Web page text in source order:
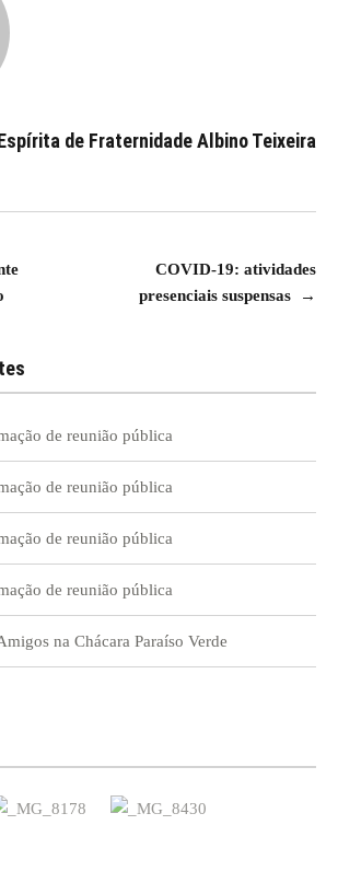
de Fraternidade Albino Teixeira
COVID-19: atividades
presenciais suspensas
→
de reunião pública
de reunião pública
de reunião pública
de reunião pública
na Chácara Paraíso Verde